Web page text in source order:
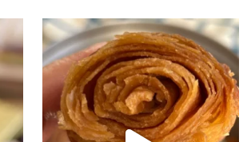
- חיתוכיות ריבה וקוקוס
גם אם אתם צמים מחר וגם אם